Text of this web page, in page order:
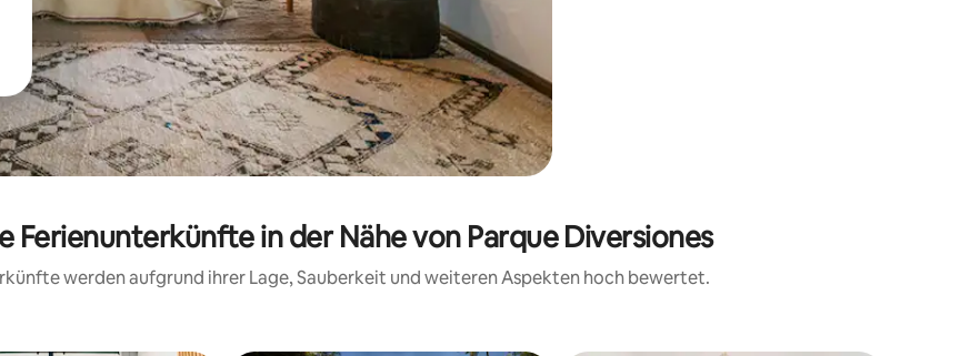
Ferienunterkünfte in der Nähe von Parque Diversiones
werden aufgrund ihrer Lage, Sauberkeit und weiteren Aspekten hoch bewertet.